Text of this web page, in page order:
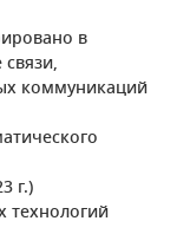
в
коммуникаций
г.)
технологий